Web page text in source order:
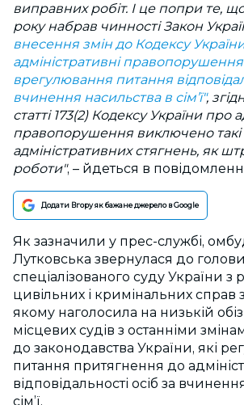
виправних робіт. І це попри те,
року набрав чинності Закон
внесення змін до Кодексу
адміністративні
врегулювання питання
вчинення насильства в сім’ї",
статті 173(2) Кодексу України про
правопорушення виключено
адміністративних стягнень, як
роботи", – йдеться в
Додати Вгору як бажане джерело в Google
Як зазначили у прес-службі,
Лутковська звернулася до
спеціалізованого суду України з
цивільних і кримінальних справ
якому наголосила на низькій
місцевих судів з останніми
до законодавства України, які
питання притягнення до
відповідальності осіб за
сім’ї.